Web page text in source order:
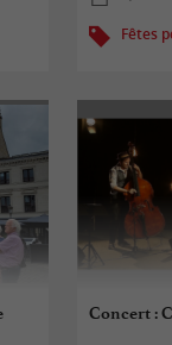
Fêtes
Concert :